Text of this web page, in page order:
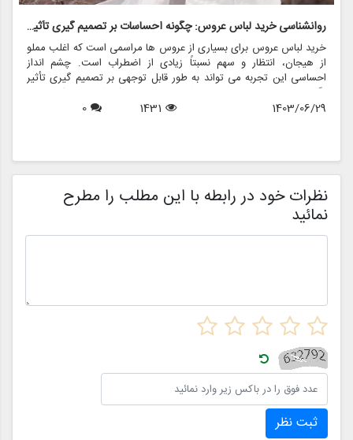
روانشناسی خرید لباس عروس: چگونه احساسات بر تصمیم گیری تأثیر می گذارد
خرید لباس عروس برای بسیاری از عروس ها مراسمی است که اغلب مملو
از هیجان، انتظار و سهم نسبتاً زیادی از اضطراب است. چشم انداز
احساسی این تجربه می تواند به طور قابل توجهی بر تصمیم گیری تأثیر
بگذارد و منجر به انتخاب هایی شود که نه تنها سبک شخصی بلکه عوامل
روانی عمیق تری را نیز منعکس می کند. در این مقاله، روانشناسی خرید
1403/06/29
1431
0
نظرات خود در رابطه با این مطلب را مطرح
نمائید
ثبت نظر